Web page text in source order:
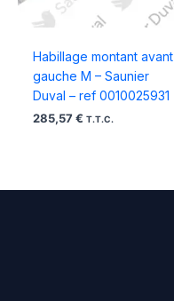
Habillage montant avant
gauche M – Saunier
Duval – ref 0010025931
285,57 € T.T.C.